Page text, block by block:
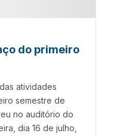
do primeiro
atividades
semestre de
no auditório do
dia 16 de julho,